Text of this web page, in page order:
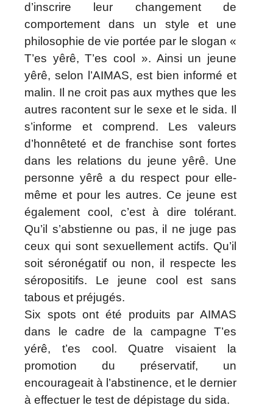
d’inscrire leur changement de
comportement dans un style et une
philosophie de vie portée par le slogan «
T’es yêrê, T’es cool ». Ainsi un jeune
yêrê, selon l’AIMAS, est bien informé et
malin. Il ne croit pas aux mythes que les
autres racontent sur le sexe et le sida. Il
s’informe et comprend. Les valeurs
d’honnêteté et de franchise sont fortes
dans les relations du jeune yêrê. Une
personne yêrê a du respect pour elle-
même et pour les autres. Ce jeune est
également cool, c’est à dire tolérant.
Qu’il s’abstienne ou pas, il ne juge pas
ceux qui sont sexuellement actifs. Qu’il
soit séronégatif ou non, il respecte les
séropositifs. Le jeune cool est sans
tabous et préjugés.
Six spots ont été produits par AIMAS
dans le cadre de la campagne T’es
yérê, t’es cool. Quatre visaient la
promotion du préservatif, un
encourageait à l’abstinence, et le dernier
à effectuer le test de dépistage du sida.